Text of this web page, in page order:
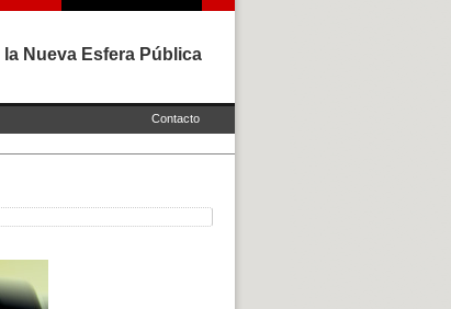
Nueva Esfera Pública
Contacto